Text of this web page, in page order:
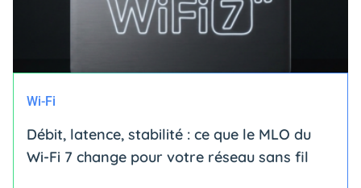
Wi-Fi
Débit, latence, stabilité : ce que le MLO du
Wi-Fi 7 change pour votre réseau sans fil